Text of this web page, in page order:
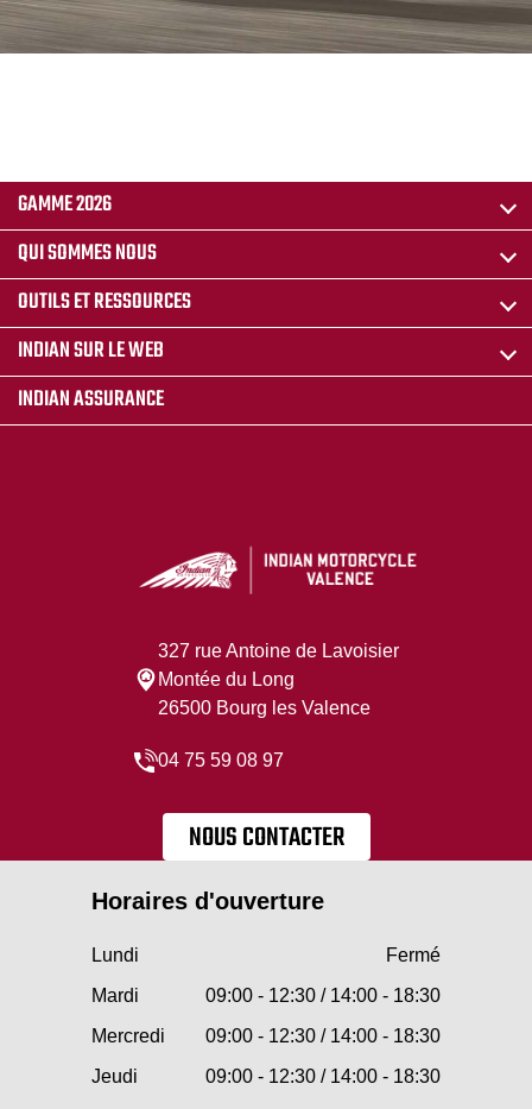
GAMME 2026
QUI SOMMES NOUS
OUTILS ET RESSOURCES
INDIAN SUR LE WEB
INDIAN ASSURANCE
327 rue Antoine de Lavoisier
Montée du Long
26500 Bourg les Valence
04 75 59 08 97
NOUS CONTACTER
Horaires d'ouverture
Lundi
Fermé
Mardi
09:00 - 12:30 / 14:00 - 18:30
Mercredi
09:00 - 12:30 / 14:00 - 18:30
Jeudi
09:00 - 12:30 / 14:00 - 18:30